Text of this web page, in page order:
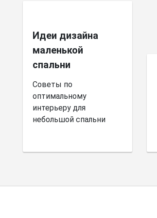
Идеи дизайна
маленькой
спальни
Советы по
оптимальному
интерьеру для
небольшой спальни